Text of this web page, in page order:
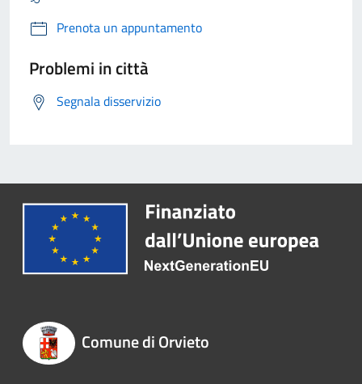
Prenota un appuntamento
Problemi in città
Segnala disservizio
Comune di Orvieto